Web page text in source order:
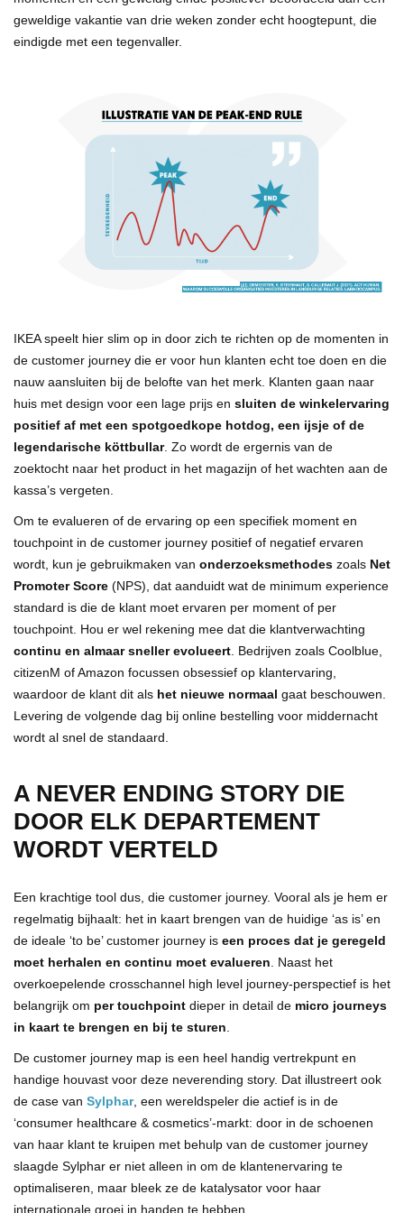
geweldige vakantie van drie weken zonder echt hoogtepunt, die
eindigde met een tegenvaller.
IKEA speelt hier slim op in door zich te richten op de momenten in
de customer journey die er voor hun klanten echt toe doen en die
nauw aansluiten bij de belofte van het merk. Klanten gaan naar
huis met design voor een lage prijs en sluiten de winkelervaring
positief af met een spotgoedkope hotdog, een ijsje of de
legendarische köttbullar. Zo wordt de ergernis van de
zoektocht naar het product in het magazijn of het wachten aan de
kassa’s vergeten.
Om te evalueren of de ervaring op een specifiek moment en
touchpoint in de customer journey positief of negatief ervaren
wordt, kun je gebruikmaken van onderzoeksmethodes zoals Net
Promoter Score (NPS), dat aanduidt wat de minimum experience
standard is die de klant moet ervaren per moment of per
touchpoint. Hou er wel rekening mee dat die klantverwachting
continu en almaar sneller evolueert. Bedrijven zoals Coolblue,
citizenM of Amazon focussen obsessief op klantervaring,
waardoor de klant dit als het nieuwe normaal gaat beschouwen.
Levering de volgende dag bij online bestelling voor middernacht
wordt al snel de standaard.
A NEVER ENDING STORY DIE
DOOR ELK DEPARTEMENT
WORDT VERTELD
Een krachtige tool dus, die customer journey. Vooral als je hem er
regelmatig bijhaalt: het in kaart brengen van de huidige ‘as is’ en
de ideale ‘to be’ customer journey is een proces dat je geregeld
moet herhalen en continu moet evalueren. Naast het
overkoepelende crosschannel high level journey-perspectief is het
belangrijk om per touchpoint dieper in detail de micro journeys
in kaart te brengen en bij te sturen.
De customer journey map is een heel handig vertrekpunt en
handige houvast voor deze neverending story. Dat illustreert ook
de case van Sylphar, een wereldspeler die actief is in de
‘consumer healthcare & cosmetics’-markt: door in de schoenen
van haar klant te kruipen met behulp van de customer journey
slaagde Sylphar er niet alleen in om de klantenervaring te
optimaliseren, maar bleek ze de katalysator voor haar
internationale groei in handen te hebben.